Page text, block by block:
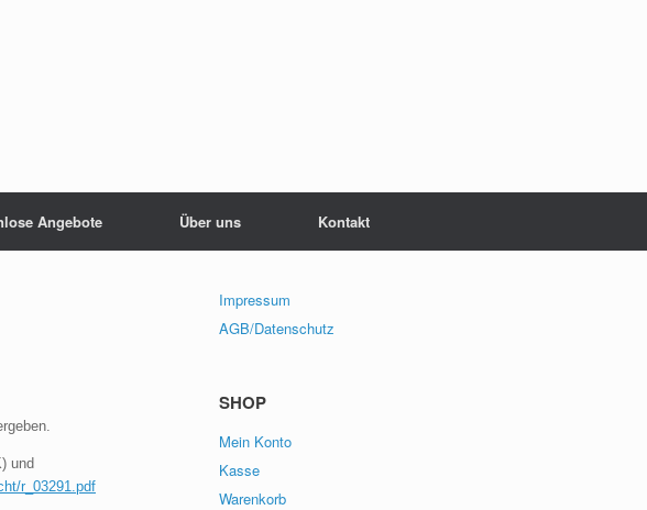
Angebote Über uns Kontakt
und
r_03291.pdf
Impressum
AGB/Datenschutz
SHOP
Mein Konto
Kasse
Warenkorb